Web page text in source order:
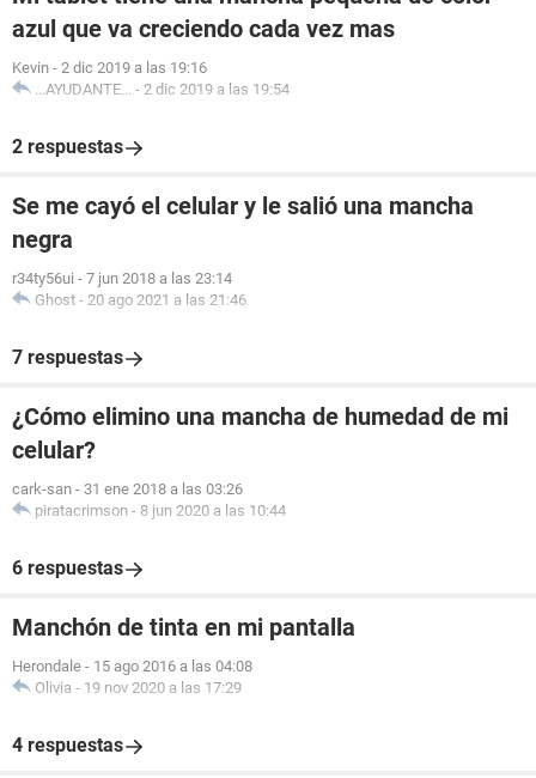
azul que va creciendo cada vez mas
Kevin - 2 dic 2019 a las 19:16
...AYUDANTE... - 2 dic 2019 a las 19:54
2 respuestas
Se me cayó el celular y le salió una mancha
negra
r34ty56ui - 7 jun 2018 a las 23:14
Ghost - 20 ago 2021 a las 21:46
7 respuestas
¿Cómo elimino una mancha de humedad de mi
celular?
cark-san - 31 ene 2018 a las 03:26
piratacrimson - 8 jun 2020 a las 10:44
6 respuestas
Manchón de tinta en mi pantalla
Herondale - 15 ago 2016 a las 04:08
Olivia - 19 nov 2020 a las 17:29
4 respuestas